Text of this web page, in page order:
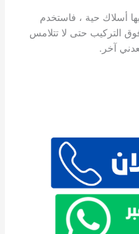
أسلاك حية ، فاستخدم
التركيب حتى لا تتلامس
آخر.